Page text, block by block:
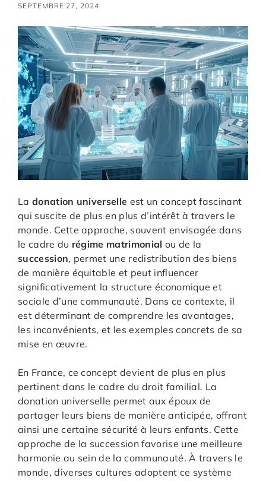
SEPTEMBRE 27, 2024
La donation universelle est un concept fascinant
qui suscite de plus en plus d’intérêt à travers le
monde. Cette approche, souvent envisagée dans
le cadre du régime matrimonial ou de la
succession, permet une redistribution des biens
de manière équitable et peut influencer
significativement la structure économique et
sociale d’une communauté. Dans ce contexte, il
est déterminant de comprendre les avantages,
les inconvénients, et les exemples concrets de sa
mise en œuvre.
En France, ce concept devient de plus en plus
pertinent dans le cadre du droit familial. La
donation universelle permet aux époux de
partager leurs biens de manière anticipée, offrant
ainsi une certaine sécurité à leurs enfants. Cette
approche de la succession favorise une meilleure
harmonie au sein de la communauté. À travers le
monde, diverses cultures adoptent ce système